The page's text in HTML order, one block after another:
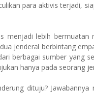
para aktivis terjadi,
menjadi lebih
jenderal berbintang
berbagai sumber yang
hanya pada seorang
dituju?